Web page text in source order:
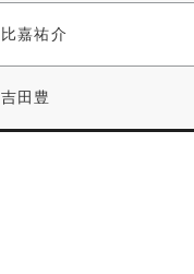
比嘉祐介
吉田豊